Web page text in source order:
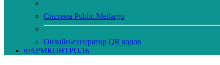
Система Public.Medargo
Онлайн-генератор QR кодов
ФАРМКОНТРОЛЬ